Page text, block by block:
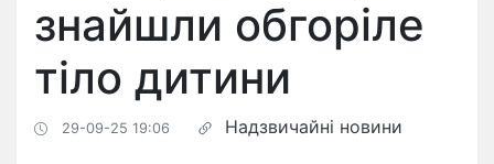
знайшли обгоріле
тіло дитини
29-09-25 19:06 Надзвичайні новини